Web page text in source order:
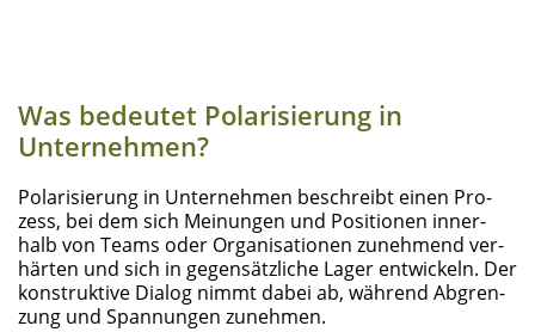
Was bedeu­tet Pola­ri­sie­rung in
Unternehmen?
Pola­ri­sie­rung in Unter­neh­men beschreibt einen Pro­
zess, bei dem sich Mei­nun­gen und Posi­tio­nen inner­
halb von Teams oder Orga­ni­sa­tio­nen zuneh­mend ver­
här­ten und sich in gegen­sätz­li­che Lager ent­wi­ckeln. Der
kon­struk­ti­ve Dia­log nimmt dabei ab, wäh­rend Abgren­
zung und Span­nun­gen zunehmen.